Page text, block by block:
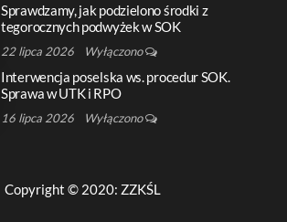
Sprawdzamy, jak podzielono środki z
tegorocznych podwyżek w SOK
22 lipca 2026 Wyłączono
Interwencja poselska ws. procedur SOK.
Sprawa w UTK i RPO
16 lipca 2026 Wyłączono
Copyright © 2020: ZZKŚL